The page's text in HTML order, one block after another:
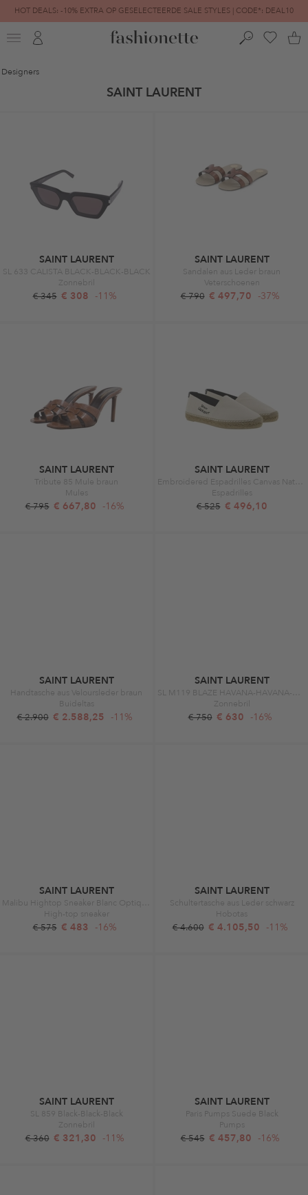
HOT DEALS: -10% EXTRA OP GESELECTEERDE SALE STYLES | CODE*: DEAL10
FINAL SALE | TOT -80% GEREDUCEERD
Designers
SAINT LAURENT
SAINT LAURENT
SL 633 CALISTA BLACK-BLACK-BLACK
Zonnebril
€ 345 € 308 -11%
SAINT LAURENT
Sandalen aus Leder braun
Veterschoenen
€ 790 € 497,70 -37%
SAINT LAURENT
Tribute 85 Mule braun
Mules
€ 795 € 667,80 -16%
SAINT LAURENT
Espadrilles
€ 525 € 496,10
SAINT LAURENT
Handtasche aus Veloursleder braun
Buideltas
€ 2.900 € 2.588,25 -11%
SAINT LAURENT
Zonnebril
€ 750 € 630 -16%
SAINT LAURENT
High-top sneaker
€ 575 € 483 -16%
SAINT LAURENT
Schultertasche aus Leder schwarz
Hobotas
€ 4.600 € 4.105,50 -11%
SAINT LAURENT
SL 859 Black-Black-Black
Zonnebril
€ 360 € 321,30 -11%
SAINT LAURENT
Paris Pumps Suede Black
Pumps
€ 545 € 457,80 -16%